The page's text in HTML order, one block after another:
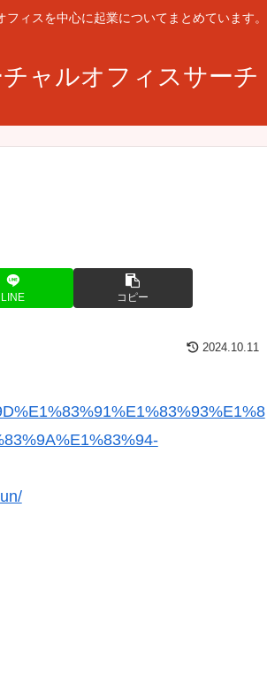
フィスを中心に起業についてまとめています。
ャルオフィスサーチ
LINE コピー
2024.10.11